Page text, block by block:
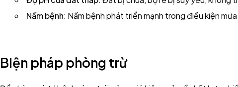
Nấm bệnh: Nấm bệnh phát triển mạnh trong điều kiện
Biện pháp phòng trừ